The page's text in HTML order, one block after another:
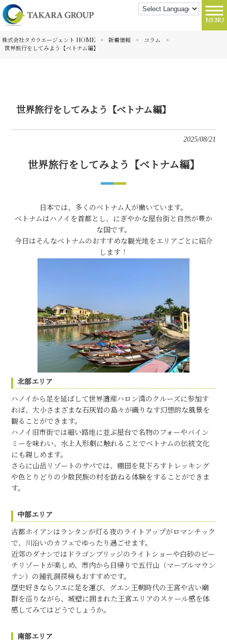
MENU
株式会社タカラエージェント HOME > 新着情報 > コラム
>
世界旅行をしてみよう【ベトナム編】
世界旅行をしてみよう【ベトナム編】
2025/08/21
世界旅行をしてみよう【ベトナム編】
日本では、多くのベトナム人が働いています。
ベトナムはハノイを首都とし、にぎやかな屋台街と自然が豊か
な国です。
今日はそんなベトナムのおすすめな観光地をエリアごとに紹介
します！
北部エリア
ハノイから足を延ばして世界遺産ハロン湾のクルーズに参加す
れば、大小さまざまな石灰岩の島々が織りなす幻想的な風景を
観ることができます。
ハノイ旧市街では細い路地に並ぶ屋台で名物のフォーやバイン
ミーを味わい、水上人形劇に触れることでベトナムの伝統文化
にも親しめます。
さらに山岳リゾートのサパでは、棚田を見下ろすトレッキング
や色とりどりの少数民族の村を訪ねる体験をすることができま
す。
中部エリア
古都ホイアンはランタンが灯る夜のライトアップがロマンチック
で、川沿いのカフェでゆったり過ごせます。
近郊のダナンではドラゴンブリッジのライトショーや白砂のビー
チリゾートが楽しめ、市内から日帰りで五行山（マーブルマウン
テン）の鍾乳洞探検もおすすめです。
歴史好きならフエに足を運び、グエン王朝時代の王宮や古い廟
群を巡りながら、城壁に囲まれた王宮エリアのスケール感を体
感してみてはどうでしょうか。
南部エリア